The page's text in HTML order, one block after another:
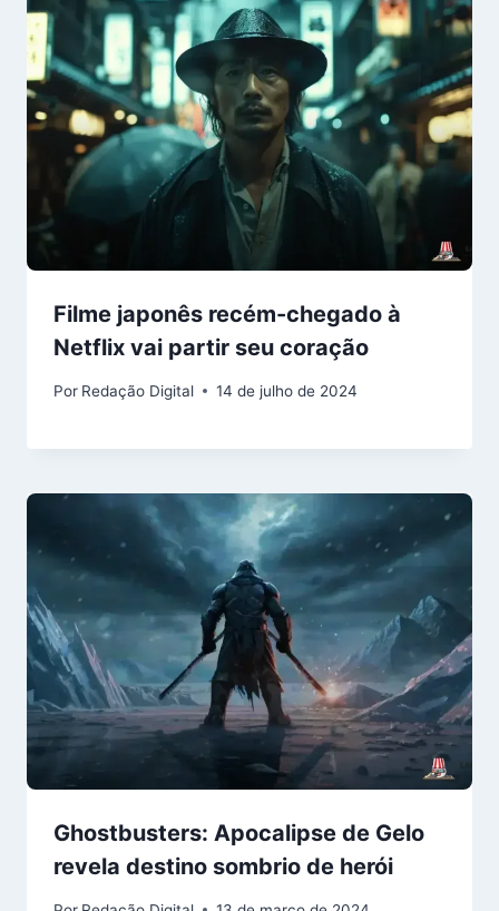
Filme japonês recém-chegado à
Netflix vai partir seu coração
Por Redação Digital 14 de julho de 2024
Ghostbusters: Apocalipse de Gelo
revela destino sombrio de herói